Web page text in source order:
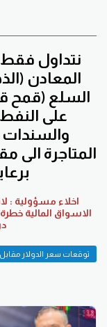
نتداول فقط
المعادن
السلع (قمح
على
والسندات
المتاجرة الى
الاسواق المالية
توقعات سعر الدولار